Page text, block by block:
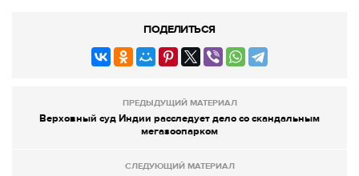
ПОДЕЛИТЬСЯ
ПРЕДЫДУЩИЙ МАТЕРИАЛ
Верховный суд Индии расследует дело со скандальным
мегазоопарком
СЛЕДУЮЩИЙ МАТЕРИАЛ